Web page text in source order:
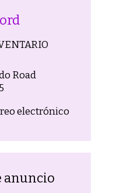
Road
electrónico
anuncio